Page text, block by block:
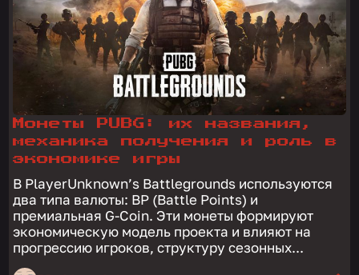
Монеты PUBG: их названия,
механика получения и роль в
экономике игры
В PlayerUnknown’s Battlegrounds используются
два типа валюты: BP (Battle Points) и
премиальная G-Coin. Эти монеты формируют
экономическую модель проекта и влияют на
прогрессию игроков, структуру сезонных...